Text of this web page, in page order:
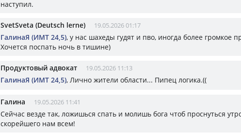
наступил.
SvetSveta (Deutsch lerne) 19.05.2026 01:17
ГалинаЯ (ИМТ 24,5), у нас шахеды гудят и пво, иногда более громкое
Хочется поспать ночь в тишине)
Продуктовый адвокат 19.05.2026 11:13
ГалинаЯ (ИМТ 24,5), Лично жители области... Пипец логика.((
Галина 19.05.2026 11:41
Сейчас везде так, ложишься спать и молишь бога чтоб проснуться
скорейшего нам всем!